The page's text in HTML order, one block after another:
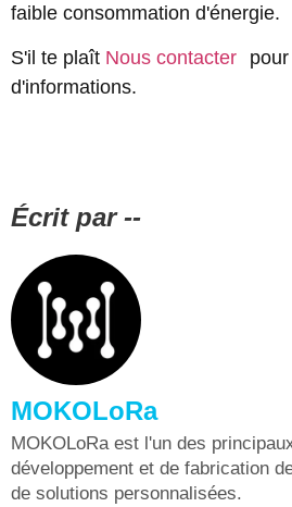
faible consommation d'énergie.
S'il te plaît Nous contacter
d'informations.
Écrit par --
MOKOLoRa
MOKOLoRa est l'un des
développement et de fabrication
de solutions personnalisées.